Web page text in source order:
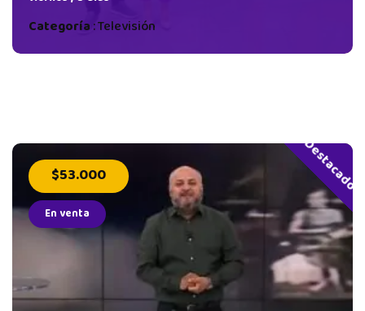
Categoría:Televisión
Destacado
$53.000
En venta